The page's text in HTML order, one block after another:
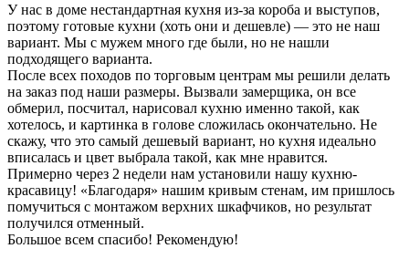
У нас в доме нестандартная кухня из-за короба и выступов,
поэтому готовые кухни (хоть они и дешевле) — это не наш
вариант. Мы с мужем много где были, но не нашли
подходящего варианта.
После всех походов по торговым центрам мы решили делать
на заказ под наши размеры. Вызвали замерщика, он все
обмерил, посчитал, нарисовал кухню именно такой, как
хотелось, и картинка в голове сложилась окончательно. Не
скажу, что это самый дешевый вариант, но кухня идеально
вписалась и цвет выбрала такой, как мне нравится.
Примерно через 2 недели нам установили нашу кухню-
красавицу! «Благодаря» нашим кривым стенам, им пришлось
помучиться с монтажом верхних шкафчиков, но результат
получился отменный.
Большое всем спасибо! Рекомендую!